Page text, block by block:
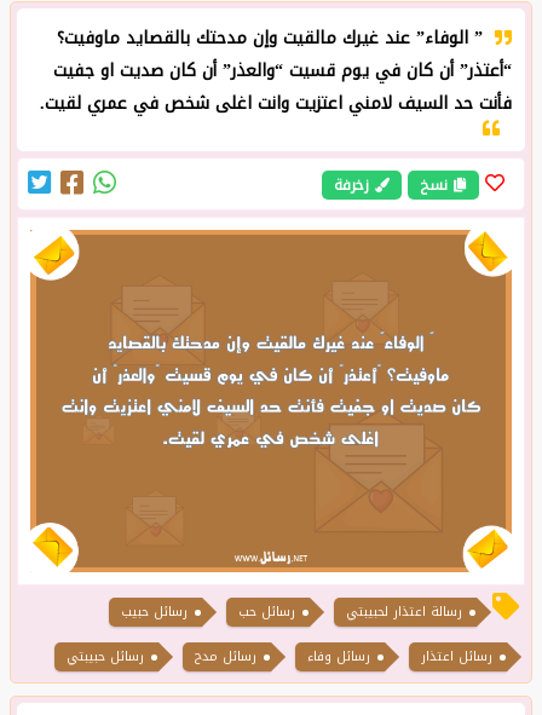
” الوفاء” عند غيرك مالقيت وإن مدحتك بالقصايد ماوفيت؟
“أعتذر” أن كان في يوم قسيت “والعذر” أن كان صديت او جفيت
فأنت حد السيف لامني اعتزيت وانت اغلى شخص في عمري لقيت.
نسخ زخرفة
رسالة اعتذار لحبيبتي رسائل حب
رسائل حبيب
رسائل اعتذار
رسائل وفاء رسائل مدح رسائل حبيبتي